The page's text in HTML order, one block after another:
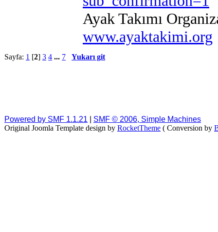
Ayak Takımı
www.ayaktakimi.org
Sayfa: 1 [2] 3 4 ... 7 Yukarı git
Powered by SMF 1.1.21
SMF © 2006, Simple Machines
Original Joomla Template design by RocketTheme ( Conversion by